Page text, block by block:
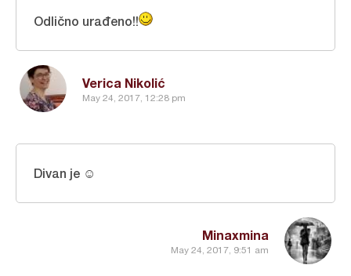
Verica Nikolić
May 24, 2017, 12:28 pm
Odlično urađeno!!
Minaxmina
May 24, 2017, 9:51 am
Divan je ☺️